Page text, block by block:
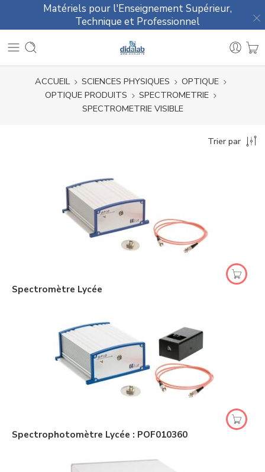
Matériels pour l'Enseignement Supérieur,
Technique et Professionnel
ACCUEIL SCIENCES PHYSIQUES
OPTIQUE
OPTIQUE PRODUITS
SPECTROMETRIE
SPECTROMETRIE VISIBLE
Trier par
Spectromètre Lycée
Spectrophotomètre Lycée : POF010360